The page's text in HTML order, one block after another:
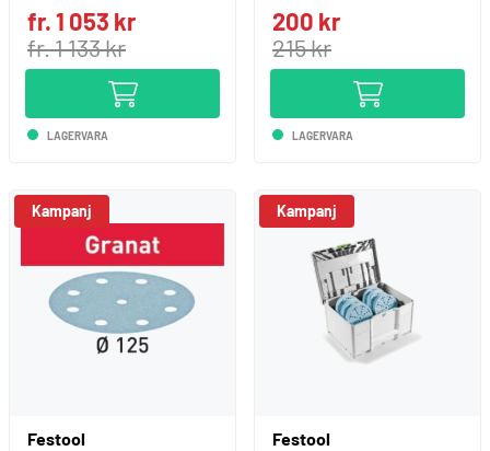
fr. 1 053 kr
fr. 1 133 kr
LAGERVARA
200 kr
215 kr
LAGERVARA
Kampanj
Festool
Kampanj
Festool